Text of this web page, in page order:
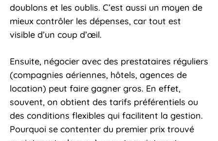
doublons et les oublis. C’est aussi un moyen de
mieux contrôler les dépenses, car tout est
visible d’un coup d’œil.
Ensuite, négocier avec des prestataires réguliers
(compagnies aériennes, hôtels, agences de
location) peut faire gagner gros. En effet,
souvent, on obtient des tarifs préférentiels ou
des conditions flexibles qui facilitent la gestion.
Pourquoi se contenter du premier prix trouvé